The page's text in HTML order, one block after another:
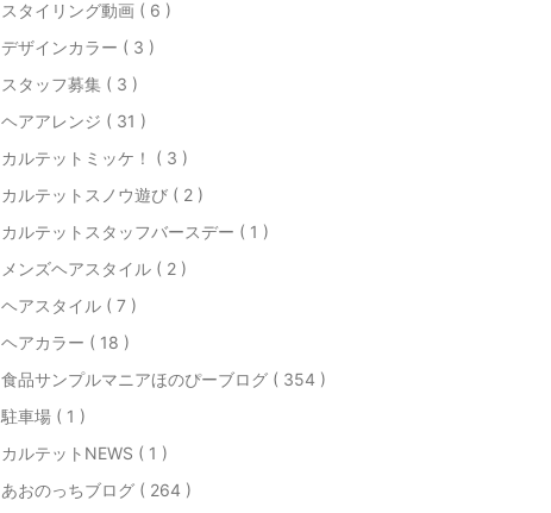
スタイリング動画 ( 6 )
デザインカラー ( 3 )
スタッフ募集 ( 3 )
ヘアアレンジ ( 31 )
カルテットミッケ！ ( 3 )
カルテットスノウ遊び ( 2 )
カルテットスタッフバースデー ( 1 )
メンズヘアスタイル ( 2 )
ヘアスタイル ( 7 )
ヘアカラー ( 18 )
食品サンプルマニアほのぴーブログ ( 354 )
駐車場 ( 1 )
カルテットNEWS ( 1 )
あおのっちブログ ( 264 )